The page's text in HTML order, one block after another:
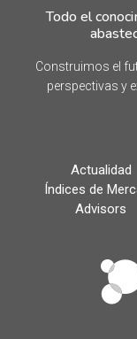
Todo el
Construimos el
perspectivas y
Actualidad
Índices de
Advisors